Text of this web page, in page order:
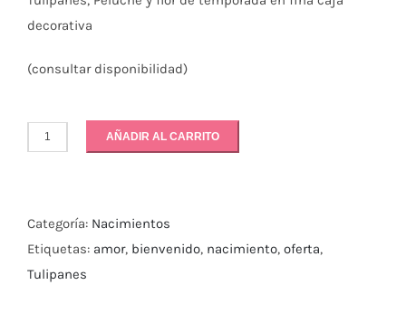
decorativa
(consultar disponibilidad)
Nacimiento
AÑADIR AL CARRITO
Categoría: Nacimientos
Etiquetas: amor, bienvenido, nacimiento, oferta,
Tulipanes